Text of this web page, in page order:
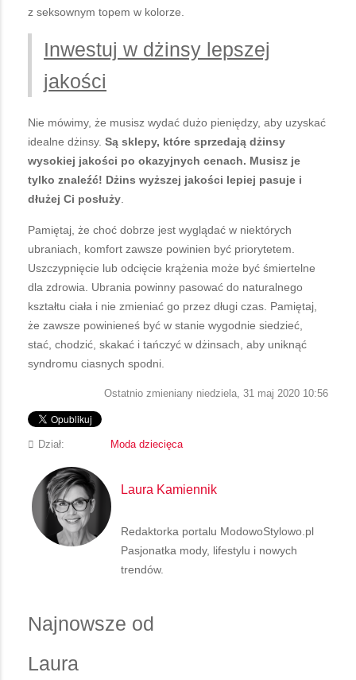
z seksownym topem w kolorze.
Inwestuj w dżinsy lepszej
jakości
Nie mówimy, że musisz wydać dużo pieniędzy, aby uzyskać
idealne dżinsy. Są sklepy, które sprzedają dżinsy
wysokiej jakości po okazyjnych cenach. Musisz je
tylko znaleźć! Dżins wyższej jakości lepiej pasuje i
dłużej Ci posłuży
Pamiętaj, że choć dobrze jest wyglądać w niektórych
ubraniach, komfort zawsze powinien być priorytetem.
Uszczypnięcie lub odcięcie krążenia może być śmiertelne
dla zdrowia. Ubrania powinny pasować do naturalnego
kształtu ciała i nie zmieniać go przez długi czas. Pamiętaj,
że zawsze powinieneś być w stanie wygodnie siedzieć,
stać, chodzić, skakać i tańczyć w dżinsach, aby uniknąć
syndromu ciasnych spodni.
Ostatnio zmieniany niedziela, 31 maj 2020 10:56
Dział: Moda dziecięca
Laura Kamiennik
Redaktorka portalu ModowoStylowo.pl
Pasjonatka mody, lifestylu i nowych
trendów.
Najnowsze od
Laura